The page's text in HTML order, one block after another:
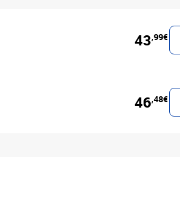
43,99€
46,48€